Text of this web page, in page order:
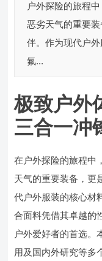
户外探险的旅程
恶劣天气的重要
伴。作为现代户
氟...
极致户外
三合一冲
在户外探险的旅程中
天气的重要装备，更
代户外服装的核心材
合面料凭借其卓越的
户外爱好者的首选。
用及国内外研究等多